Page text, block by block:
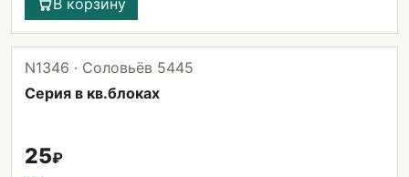
В корзину
N1346 · Соловьёв 5445
Серия в кв.блоках
25₽